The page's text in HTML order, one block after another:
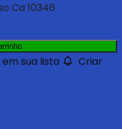
Ca 10346
sua lista
Criar